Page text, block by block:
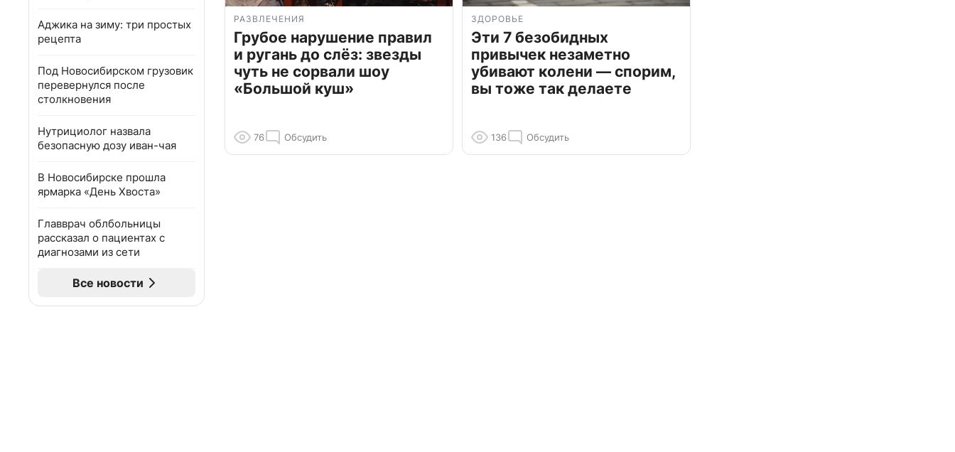
Аджика на зиму: три простых
рецепта
Под Новосибирском грузовик
перевернулся после
столкновения
Нутрициолог назвала
безопасную дозу иван-чая
В Новосибирске прошла
ярмарка «День Хвоста»
Главврач облбольницы
рассказал о пациентах с
диагнозами из сети
Все новости
РАЗВЛЕЧЕНИЯ
Грубое нарушение правил
и ругань до слёз: звезды
чуть не сорвали шоу
«Большой куш»
76 Обсудить
ЗДОРОВЬЕ
Эти 7 безобидных
привычек незаметно
убивают колени — спорим,
вы тоже так делаете
136 Обсудить